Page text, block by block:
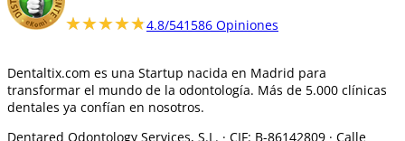
★★★★★
★★★★★4.8/541586 Opiniones
Dentaltix.com es una Startup nacida en Madrid para
transformar el mundo de la odontología. Más de 5.000 clínicas
dentales ya confían en nosotros.
Dentared Odontology Services, S.L. · CIF: B-86142809 · Calle